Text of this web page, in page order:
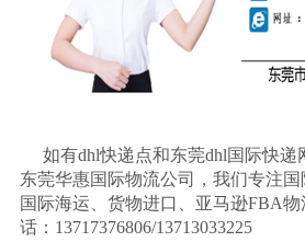
如有dhl快递点和东莞dhl国际快递
东莞华惠国际物流公司，我们专注国
国际海运、货物进口、亚马逊FBA物
话： 13717376806/13713033225